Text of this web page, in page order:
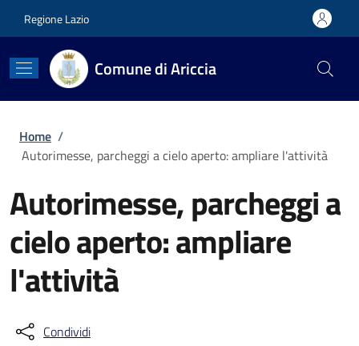
Regione Lazio
Comune di Ariccia
Briciole di pane
Home /
Autorimesse, parcheggi a cielo aperto: ampliare l'attività
Autorimesse, parcheggi a
cielo aperto: ampliare
l'attività
Condividi